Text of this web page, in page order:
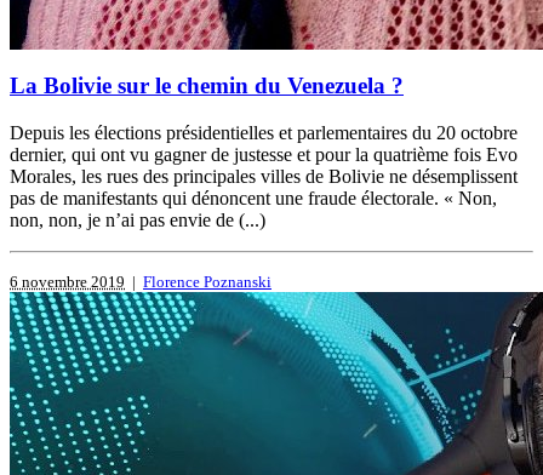
La Bolivie sur le chemin du Venezuela ?
Depuis les élections présidentielles et parlementaires du 20 octobre
dernier, qui ont vu gagner de justesse et pour la quatrième fois Evo
Morales, les rues des principales villes de Bolivie ne désemplissent
pas de manifestants qui dénoncent une fraude électorale. « Non,
non, non, je n’ai pas envie de (...)
6 novembre 2019 | Florence Poznanski